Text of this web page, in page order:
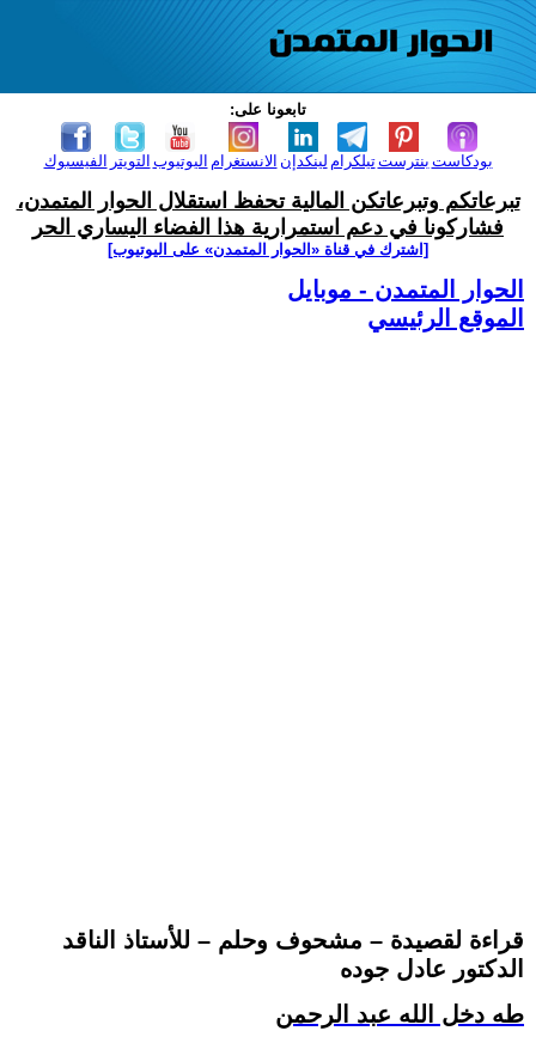
تابعونا على:
الفيسبوك التويتر اليوتيوب الانستغرام لينكدإن تيلكرامبنترست بودكاست
تبرعاتكم وتبرعاتكن المالية تحفظ استقلال الحوار المتمدن،
فشاركونا في دعم استمرارية هذا الفضاء اليساري الحر
[اشترك في قناة ‫«الحوار المتمدن» على اليوتيوب]
الحوار المتمدن - موبايل
الموقع الرئيسي
قراءة لقصيدة – مشحوف وحلم – للأستاذ الناقد
الدكتور عادل جوده
طه دخل الله عبد الرحمن